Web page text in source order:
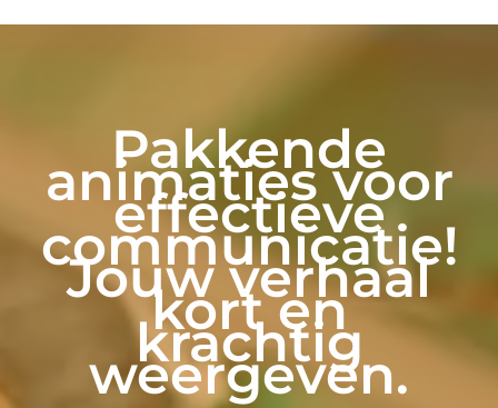
Pakkende
animaties voor
effectieve
communicatie!
Jouw verhaal
kort en
krachtig
weergeven.